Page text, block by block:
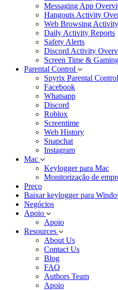
Messaging App
Hangouts Activity
Web Browsing Activity
Daily Activity Reports
Safety Alerts
Discord Activity
Screen Time &
Parental Control
Spyrix Parental Control
Facebook
Whatsapp
Discord
Roblox
Screentime
Web History
Snapchat
Instagram
Mac
Keylogger para Mac
Monitorização de
Preço
Baixar keylogger para
Negócios
Apoio
Apoio
Resources
About Us
Contact Us
Blog
FAQ
Authors Team
Apoio